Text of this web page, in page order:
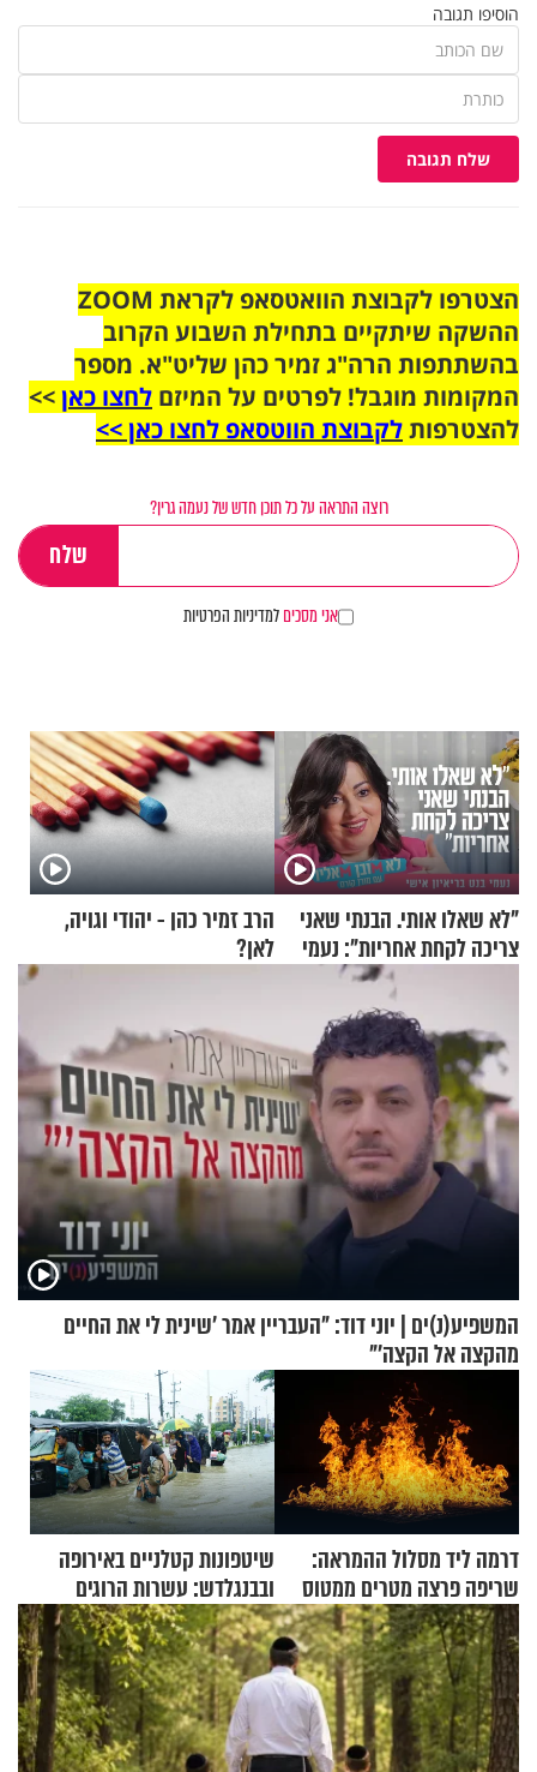
הוסיפו תגובה
שלח תגובה
הצטרפו לקבוצת הוואטסאפ לקראת ZOOM
ההשקה שיתקיים בתחילת השבוע הקרוב
בהשתתפות הרה"ג זמיר כהן שליט"א. מספר
המקומות מוגבל! לפרטים על המיזם לחצו כאן>>
להצטרפותלקבוצת הווטסאפ לחצו כאן >>
רוצה התראה על כל תוכן חדש של נעמה גרין?
אני מסכיםלמדיניות הפרטיות
"לא שאלו אותי. הבנתי שאני
צריכה לקחת אחריות": נעמי
בנט בריאיון אישי
הרב זמיר כהן - יהודי וגויה,
לאן?
המשפיע(נ)ים | יוני דוד: "העבריין אמר 'שינית לי את החיים
מהקצה אל הקצה'"
דרמה ליד מסלול ההמראה:
שריפה פרצה מטרים ממטוס
מלא בנוסעים
שיטפונות קטלניים באירופה
ובבנגלדש: עשרות הרוגים
ומיליון נפגעים